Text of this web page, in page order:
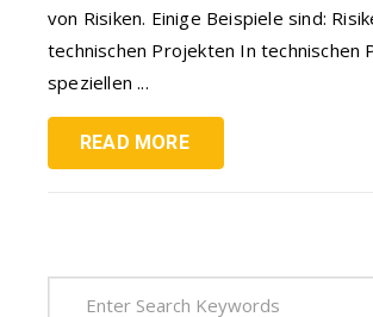
von Risiken. Einige Beispiele sind:
technischen Projekten In technischen
speziellen ...
READ MORE